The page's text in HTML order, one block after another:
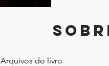
Arquivos do livro